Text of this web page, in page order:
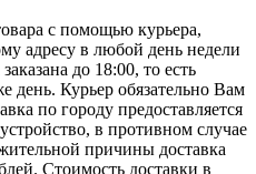
с помощью курьера,
адресу в любой день недели
до 18:00, то есть
день. Курьер обязательно Вам
по городу предоставляется
в противном случае
причины доставка
Стоимость доставки в